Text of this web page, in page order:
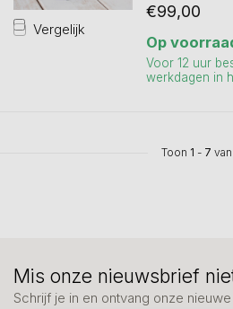
Vergelijk
€99,00
Op
Voor 12 uur
werkdagen in
Toon 1 - 7
Mis onze nieuwsbrief
Schrijf je in en ontvang onze